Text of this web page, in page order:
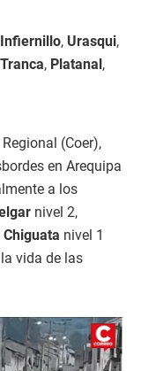
Infiernillo, Urasqui,
, Platanal ,
(Coer),
en Arequipa
a los
nivel 2,
Chiguata nivel 1
vida de las